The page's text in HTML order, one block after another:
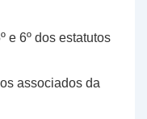
e 6º dos estatutos
associados da